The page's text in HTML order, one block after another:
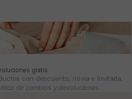
gratis
con descuento, novia e Invitada.
de cambios y devoluciones.